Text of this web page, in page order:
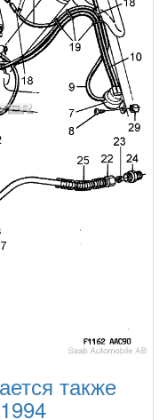
также